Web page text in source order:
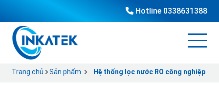
Hotline 0338631388
Trang chủ Sản phẩm Hệ thống lọc nước RO công nghiệp